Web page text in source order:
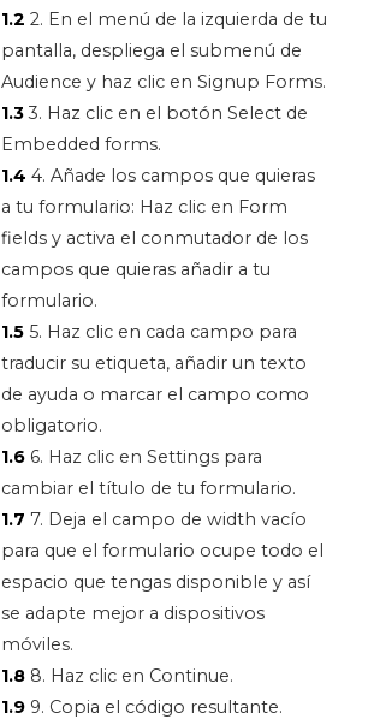
1.2 2. En el menú de la izquierda de tu
pantalla, despliega el submenú de
Audience y haz clic en Signup Forms.
1.33. Haz clic en el botón Select de
Embedded forms.
1.4 4. Añade los campos que quieras
a tu formulario: Haz clic en Form
fields y activa el conmutador de los
campos que quieras añadir a tu
formulario.
1.5 5. Haz clic en cada campo para
traducir su etiqueta, añadir un texto
de ayuda o marcar el campo como
obligatorio.
1.6 6. Haz clic en Settings para
cambiar el título de tu formulario.
1.7 7. Deja el campo de width vacío
para que el formulario ocupe todo el
espacio que tengas disponible y así
se adapte mejor a dispositivos
móviles.
1.8 8. Haz clic en Continue.
1.9 9. Copia el código resultante.